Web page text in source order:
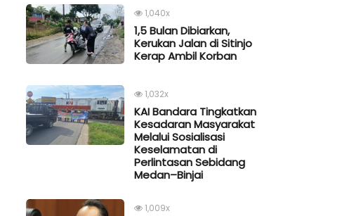
1,040x
1,5 Bulan Dibiarkan,
Kerukan Jalan di Sitinjo
Kerap Ambil Korban
1,032x
KAI Bandara Tingkatkan
Kesadaran Masyarakat
Melalui Sosialisasi
Keselamatan di
Perlintasan Sebidang
Medan–Binjai
1,009x